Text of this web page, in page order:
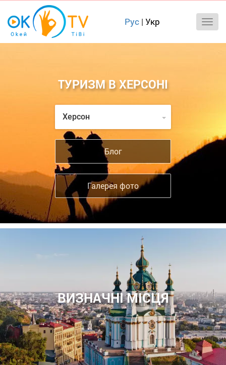
Рус | Укр
ТУРИЗМ В ХЕРСОНІ
Херсон
Блог
Галерея фото
ВИЗНАЧНІ МІСЦЯ